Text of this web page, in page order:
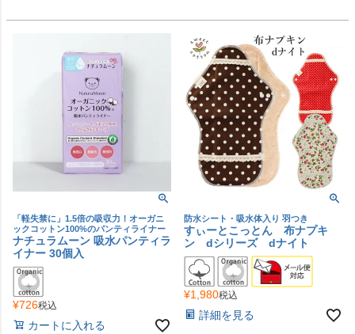
「軽失禁に」1.5倍の吸収力！オーガニ
ックコットン100%のパンティライナー
ナチュラムーン 吸水パンティラ
イナー 30個入
¥726税込
カートに入れる
防水シート・吸水体入り 羽つき
すぃーとこっとん 布ナプキ
ン dシリーズ dナイト
¥1,980税込
詳細を見る